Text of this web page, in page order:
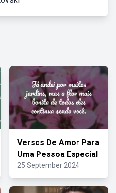
Versos De Amor Para
Uma Pessoa Especial
25 September 2024